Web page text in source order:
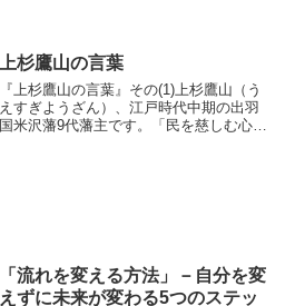
上杉鷹山の言葉
『上杉鷹山の言葉』その(1)上杉鷹山（う
えすぎようざん）、江戸時代中期の出羽
国米沢藩9代藩主です。「民を慈しむ心さ
「流れを変える方法」－自分を変
えずに未来が変わる5つのステッ